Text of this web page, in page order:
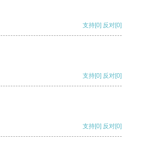
支持[0] 反对[0]
支持[0] 反对[0]
支持[0] 反对[0]